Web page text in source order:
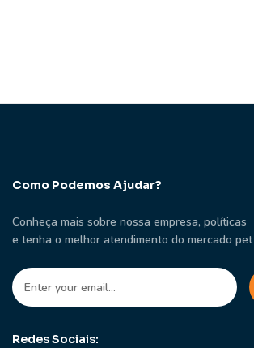
Como Podemos Ajudar?
Conheça mais sobre nossa empresa, políticas
e tenha o melhor atendimento do mercado pet
Redes Sociais: